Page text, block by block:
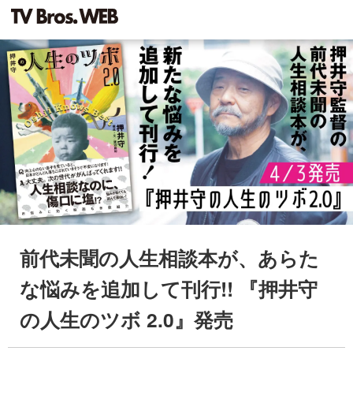
前代未聞の人生相談本が、あらた
な悩みを追加して刊行!! 『押井守
の人生のツボ 2.0』発売